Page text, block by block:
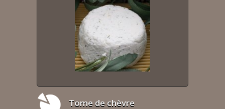
Tome de chèvre